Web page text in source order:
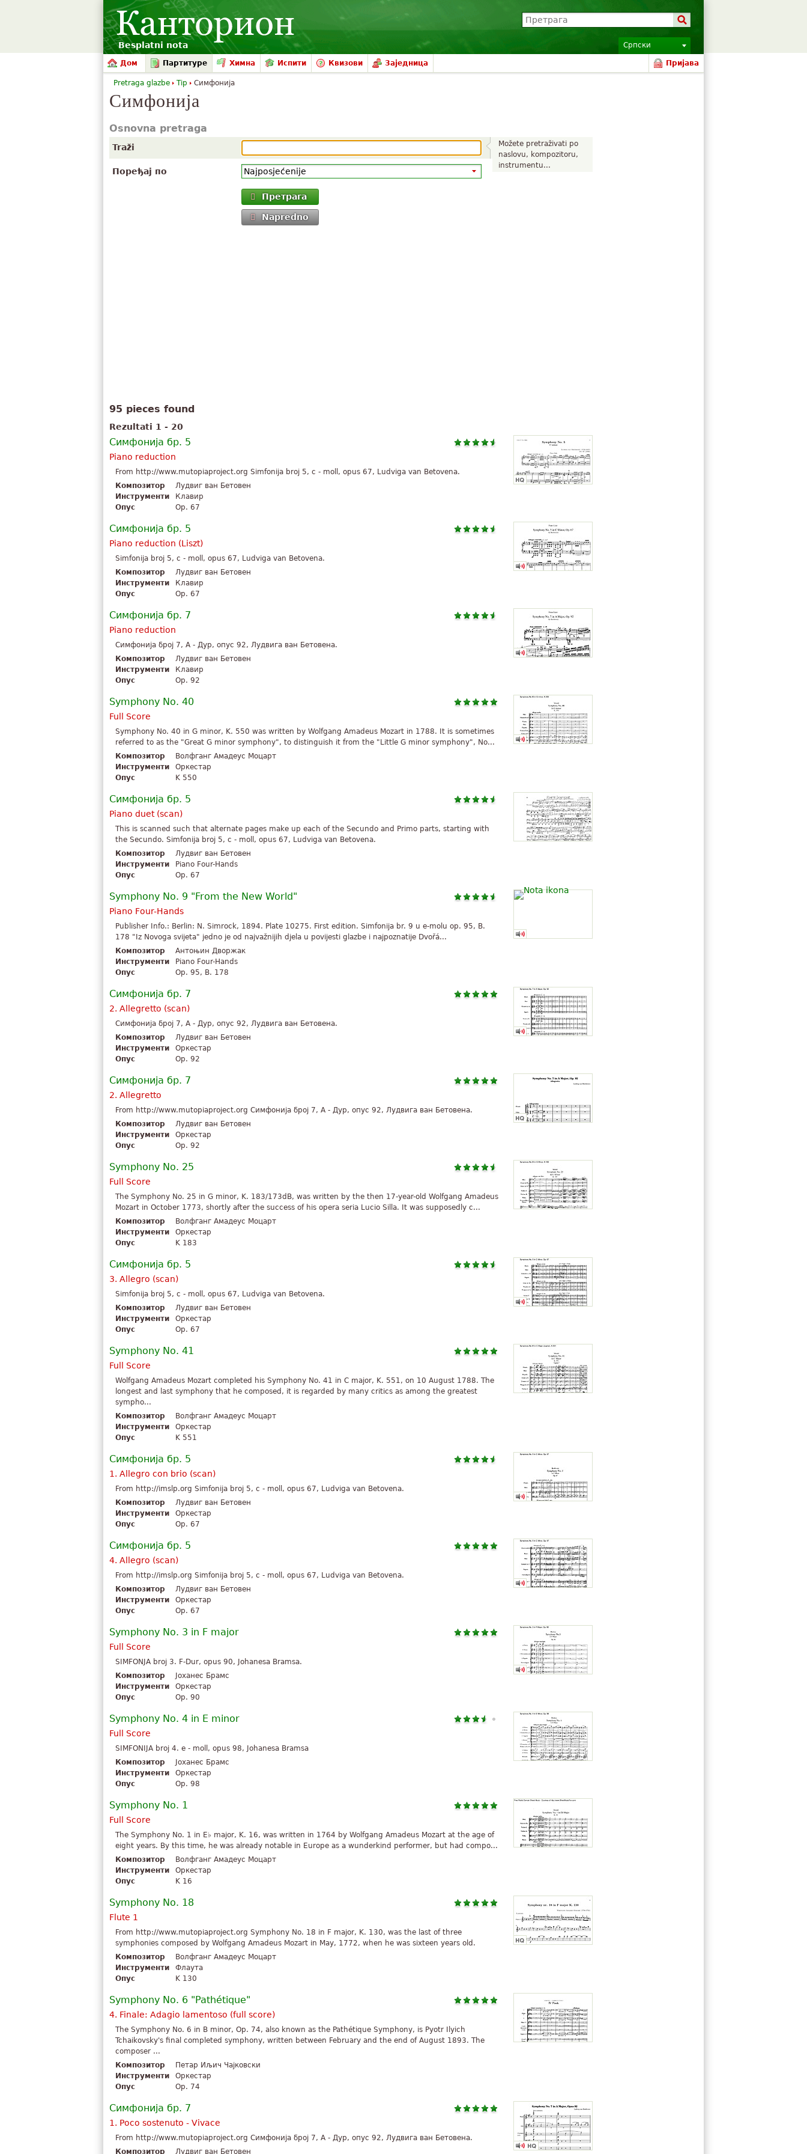
Besplatni nota Српски
Дом Партитуре Химна Испити Квизови Заједница Пријава
Симфонија
Osnovna pretraga
Možete pretraživati po
naslovu, kompozitoru,
instrumentu...
Traži
Поређај по
Претрага
Napredno
95 pieces found
Rezultati 1 - 20
Симфонија бр. 5
Piano reduction
From http://www.mutopiaproject.org Simfonija broj 5, c - moll, opus 67, Ludviga van Betovena.
Композитор
Лудвиг ван Бетовен
Инструменти
Клавир
Опус
Op. 67
Симфонија бр. 5
Piano reduction (Liszt)
Simfonija broj 5, c - moll, opus 67, Ludviga van Betovena.
Композитор
Лудвиг ван Бетовен
Инструменти
Клавир
Опус
Op. 67
Симфонија бр. 7
Piano reduction
Симфонија број 7, A - Дур, опус 92, Лудвига ван Бетовена.
Композитор
Лудвиг ван Бетовен
Инструменти
Клавир
Опус
Op. 92
Symphony No. 40
Full Score
Symphony No. 40 in G minor, K. 550 was written by Wolfgang Amadeus Mozart in 1788. It is sometimes
referred to as the "Great G minor symphony", to distinguish it from the "Little G minor symphony", No...
Композитор
Волфганг Амадеус Моцарт
Инструменти
Оркестар
Опус
K 550
Симфонија бр. 5
Piano duet (scan)
This is scanned such that alternate pages make up each of the Secundo and Primo parts, starting with
the Secundo. Simfonija broj 5, c - moll, opus 67, Ludviga van Betovena.
Композитор
Лудвиг ван Бетовен
Инструменти
Piano Four-Hands
Опус
Op. 67
Symphony No. 9 "From the New World"
Piano Four-Hands
Publisher Info.: Berlin: N. Simrock, 1894. Plate 10275. First edition. Simfonija br. 9 u e-molu op. 95, B.
178 "Iz Novoga svijeta" jedno je od najvažnijih djela u povijesti glazbe i najpoznatije Dvořá...
Композитор
Антоњин Дворжак
Инструменти
Piano Four-Hands
Опус
Op. 95, B. 178
Симфонија бр. 7
2. Allegretto (scan)
Симфонија број 7, A - Дур, опус 92, Лудвига ван Бетовена.
Композитор
Лудвиг ван Бетовен
Инструменти
Оркестар
Опус
Op. 92
Симфонија бр. 7
2. Allegretto
From http://www.mutopiaproject.org Симфонија број 7, A - Дур, опус 92, Лудвига ван Бетовена.
Композитор
Лудвиг ван Бетовен
Инструменти
Оркестар
Опус
Op. 92
Symphony No. 25
Full Score
The Symphony No. 25 in G minor, K. 183/173dB, was written by the then 17-year-old Wolfgang Amadeus
Mozart in October 1773, shortly after the success of his opera seria Lucio Silla. It was supposedly c...
Композитор
Волфганг Амадеус Моцарт
Инструменти
Оркестар
Опус
K 183
Симфонија бр. 5
3. Allegro (scan)
Simfonija broj 5, c - moll, opus 67, Ludviga van Betovena.
Композитор
Лудвиг ван Бетовен
Инструменти
Оркестар
Опус
Op. 67
Symphony No. 41
Full Score
Wolfgang Amadeus Mozart completed his Symphony No. 41 in C major, K. 551, on 10 August 1788. The
longest and last symphony that he composed, it is regarded by many critics as among the greatest
sympho...
Композитор
Волфганг Амадеус Моцарт
Инструменти
Оркестар
Опус
K 551
Симфонија бр. 5
1. Allegro con brio (scan)
From http://imslp.org Simfonija broj 5, c - moll, opus 67, Ludviga van Betovena.
Композитор
Лудвиг ван Бетовен
Инструменти
Оркестар
Опус
Op. 67
Симфонија бр. 5
4. Allegro (scan)
From http://imslp.org Simfonija broj 5, c - moll, opus 67, Ludviga van Betovena.
Композитор
Лудвиг ван Бетовен
Инструменти
Оркестар
Опус
Op. 67
Symphony No. 3 in F major
Full Score
SIMFONJA broj 3. F-Dur, opus 90, Johanesa Bramsa.
Композитор
Јоханес Брамс
Инструменти
Оркестар
Опус
Op. 90
Symphony No. 4 in E minor
Full Score
SIMFONIJA broj 4. e - moll, opus 98, Johanesa Bramsa
Композитор
Јоханес Брамс
Инструменти
Оркестар
Опус
Op. 98
Symphony No. 1
Full Score
The Symphony No. 1 in E♭ major, K. 16, was written in 1764 by Wolfgang Amadeus Mozart at the age of
eight years. By this time, he was already notable in Europe as a wunderkind performer, but had compo...
Композитор
Волфганг Амадеус Моцарт
Инструменти
Оркестар
Опус
K 16
Symphony No. 18
Flute 1
From http://www.mutopiaproject.org Symphony No. 18 in F major, K. 130, was the last of three
symphonies composed by Wolfgang Amadeus Mozart in May, 1772, when he was sixteen years old.
Композитор
Волфганг Амадеус Моцарт
Инструменти
Флаута
Опус
K 130
Symphony No. 6 "Pathétique"
4. Finale: Adagio lamentoso (full score)
The Symphony No. 6 in B minor, Op. 74, also known as the Pathétique Symphony, is Pyotr Ilyich
Tchaikovsky's final completed symphony, written between February and the end of August 1893. The
composer ...
Композитор
Петар Иљич Чајковски
Инструменти
Оркестар
Опус
Op. 74
Симфонија бр. 7
1. Poco sostenuto - Vivace
From http://www.mutopiaproject.org Симфонија број 7, A - Дур, опус 92, Лудвига ван Бетовена.
Композитор
Лудвиг ван Бетовен
Pretraga glazbe Tip Симфонија